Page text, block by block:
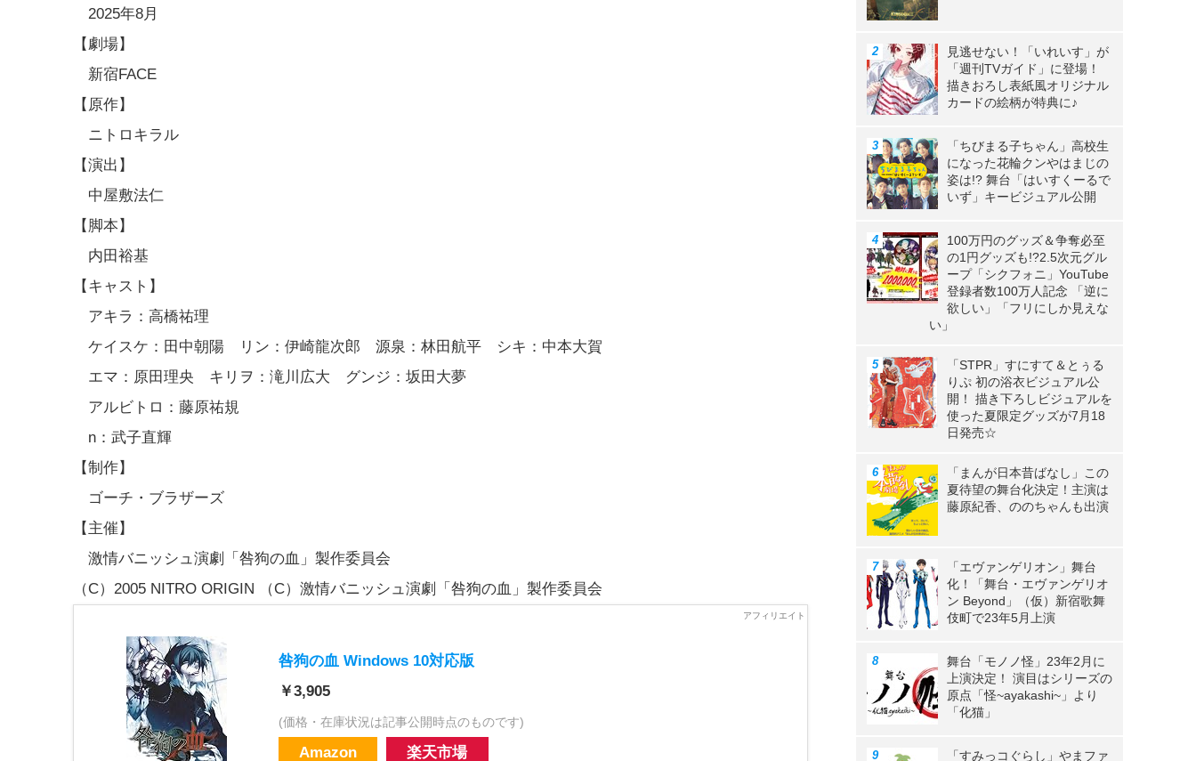
2025年8月
【劇場】
新宿FACE
【原作】
ニトロキラル
【演出】
中屋敷法仁
【脚本】
内田裕基
【キャスト】
アキラ：高橋祐理
ケイスケ：田中朝陽 リン：伊崎龍次郎 源泉：林田航平 シキ：中本大賀
エマ：原田理央 キリヲ：滝川広大 グンジ：坂田大夢
アルビトロ：藤原祐規
n：武子直輝
【制作】
ゴーチ・ブラザーズ
【主催】
激情バニッシュ演劇「咎狗の血」製作委員会
（C）2005 NITRO ORIGIN （C）激情バニッシュ演劇「咎狗の血」製作委員会
咎狗の血 Windows 10対応版
￥3,905
(価格・在庫状況は記事公開時点のものです)
Amazon 楽天市場
見逃せない！「いれいす」が
「週刊TVガイド」に登場！
描きおろし表紙風オリジナル
カードの絵柄が特典に♪
「ちびまる子ちゃん」高校生
になった花輪クンやはまじの
姿は!? 舞台「はいすくーるで
いず」キービジュアル公開
100万円のグッズ＆争奪必至
の1円グッズも!?2.5次元グル
ープ「シクフォニ」YouTube
登録者数100万人記念 「逆に
欲しい」「フリにしか見えな
い」
「STPR」すにすて＆とぅる
りぷ 初の浴衣ビジュアル公
開！ 描き下ろしビジュアルを
使った夏限定グッズが7月18
日発売☆
「まんが日本昔ばなし」この
夏待望の舞台化決定！主演は
藤原紀香、ののちゃんも出演
「エヴァンゲリオン」舞台
化！「舞台・エヴァンゲリオ
ン Beyond」（仮）新宿歌舞
伎町で23年5月上演
舞台「モノノ怪」23年2月に
上演決定！ 演目はシリーズの
原点「怪~ayakashi~」より
「化猫」
「すみっコぐらし」やまファ